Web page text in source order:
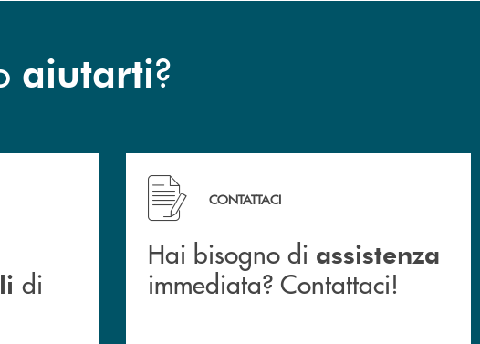
aiutarti?
delle&nbsp; filiali&nbsp; di Banca Monte Pruno
di
Hai bisogno di assistenza immediata? Contattaci!
CONTATTACI
Hai bisogno di assistenza
immediata? Contattaci!